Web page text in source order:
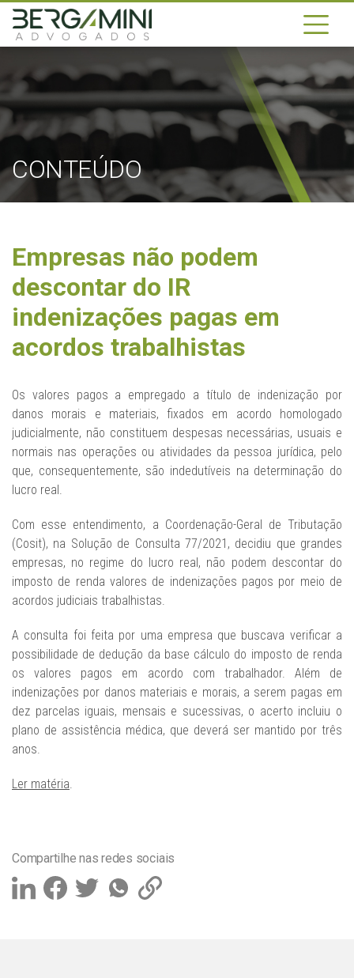
CONTEÚDO
Empresas não podem
descontar do IR
indenizações pagas em
acordos trabalhistas
Os valores pagos a empregado a título de indenização por
danos morais e materiais, fixados em acordo homologado
judicialmente, não constituem despesas necessárias, usuais e
normais nas operações ou atividades da pessoa jurídica, pelo
que, consequentemente, são indedutíveis na determinação do
lucro real.
Com esse entendimento, a Coordenação-Geral de Tributação
(Cosit), na Solução de Consulta 77/2021, decidiu que grandes
empresas, no regime do lucro real, não podem descontar do
imposto de renda valores de indenizações pagos por meio de
acordos judiciais trabalhistas.
A consulta foi feita por uma empresa que buscava verificar a
possibilidade de dedução da base cálculo do imposto de renda
os valores pagos em acordo com trabalhador. Além de
indenizações por danos materiais e morais, a serem pagas em
dez parcelas iguais, mensais e sucessivas, o acerto incluiu o
plano de assistência médica, que deverá ser mantido por três
anos.
Ler matéria.
Compartilhe nas redes sociais